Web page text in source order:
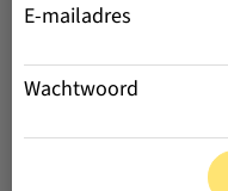
E-mailadres
Wachtwoord